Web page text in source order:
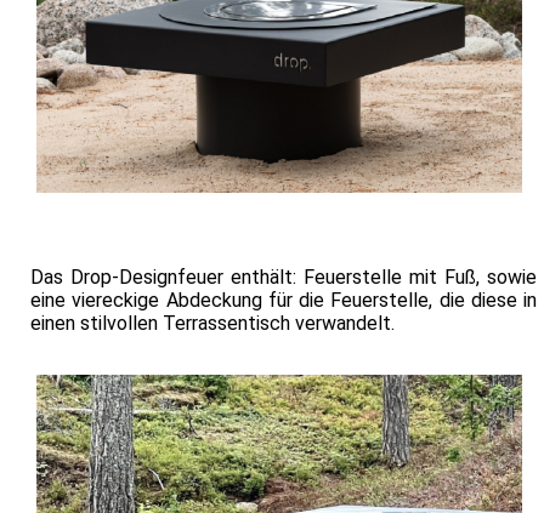
Das Drop-Designfeuer enthält: Feuerstelle mit Fuß, sowie
eine viereckige Abdeckung für die Feuerstelle, die diese in
einen stilvollen Terrassentisch verwandelt.